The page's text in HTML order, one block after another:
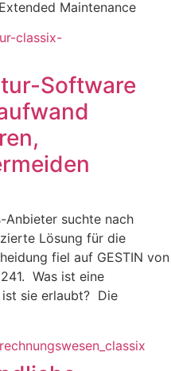
Maintenance
Software
Anbieter suchte nach
Lösung für die
fiel auf GESTIN von
Was ist eine
sie erlaubt? Die